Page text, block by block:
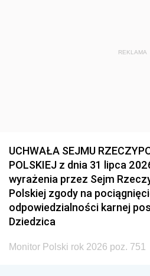
REKLAMA
UCHWAŁA SEJMU
POLSKIEJ z dnia 31 lipca
wyrażenia przez Sejm
Polskiej zgody na
odpowiedzialności karnej
Dziedzica
Monitor Polski rok 2026 poz. 751